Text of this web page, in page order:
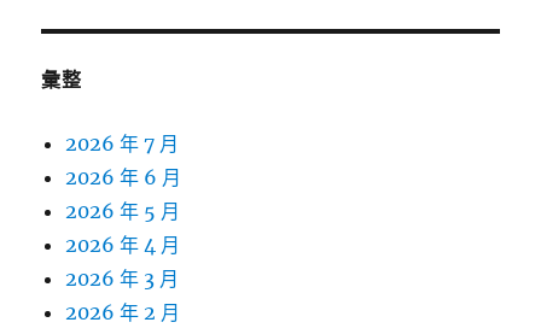
彙整
2026 年 7 月
2026 年 6 月
2026 年 5 月
2026 年 4 月
2026 年 3 月
2026 年 2 月